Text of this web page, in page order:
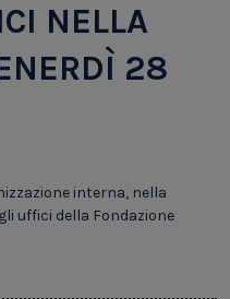
NELLA
28
interna, nella
uffici della Fondazione